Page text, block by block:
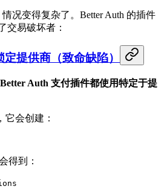
情况变得复杂了。Better Auth 的插件
交易破坏者：
提供商（致命缺陷）
Auth 支付插件都使用特定于提
它会创建：
得到：